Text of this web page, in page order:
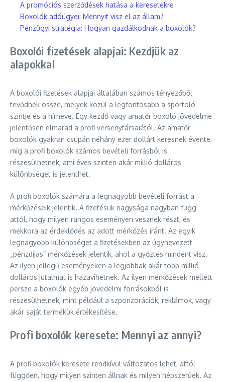
A promóciós szerződések hatása a keresetekre
Boxolók adóügyei: Mennyit visz el az állam?
Pénzügyi stratégia: Hogyan gazdálkodnak a boxolók?
Boxolói fizetések alapjai: Kezdjük az
alapokkal
A boxolói fizetések alapjai általában számos tényezőből
tevődnek össze, melyek közül a legfontosabb a sportoló
szintje és a hírneve. Egy kezdő vagy amatőr boxoló jövedelme
jelentősen elmarad a profi versenytársaiétól. Az amatőr
boxolók gyakran csupán néhány ezer dollárt keresnek évente,
míg a profi boxolók számos bevételi forrásból is
részesülhetnek, ami éves szinten akár millió dolláros
különbséget is jelenthet.
A profi boxolók számára a legnagyobb bevételi forrást a
mérkőzéseik jelentik. A fizetésük nagysága nagyban függ
attól, hogy milyen rangos eseményen vesznek részt, és
mekkora az érdeklődés az adott mérkőzés iránt. Az egyik
legnagyobb különbséget a fizetésekben az úgynevezett
„pénzdíjas” mérkőzések jelentik, ahol a győztes mindent visz.
Az ilyen jellegű eseményeken a legjobbak akár több millió
dolláros jutalmat is hazavihetnek. Az ilyen mérkőzések mellett
persze a boxolók egyéb jövedelmi forrásokból is
részesülhetnek, mint például a szponzorációk, reklámok, vagy
akár saját termékük értékesítése.
Profi boxolók keresete: Mennyi az annyi?
A profi boxolók keresete rendkívül változatos lehet, attól
függően, hogy milyen szinten állnak és milyen népszerűek. Az